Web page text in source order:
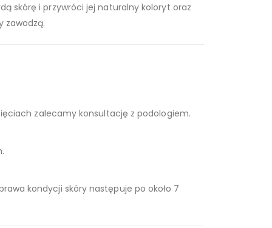
skórę i przywróci jej naturalny koloryt oraz
zawodzą.
zalecamy konsultację z podologiem.
kondycji skóry następuje po około 7